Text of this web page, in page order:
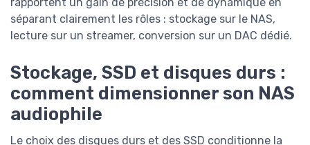
séparant clairement les rôles : stockage sur le NAS,
lecture sur un streamer, conversion sur un DAC dédié.
Stockage, SSD et disques durs :
comment dimensionner son NAS
audiophile
Le choix des disques durs et des SSD conditionne la